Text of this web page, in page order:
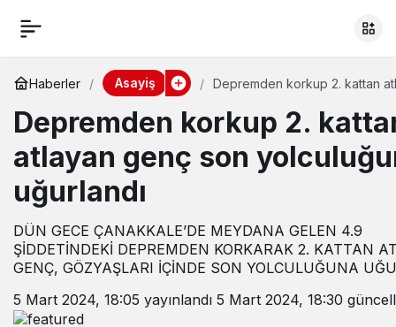
Haberler Asayiş
Depremden korkup 2. kattan
Depremden korkup 2.
atlayan genç son
uğurlandı
DÜN GECE ÇANAKKALE’DE MEYDANA GELEN 4.9
ŞİDDETİNDEKİ DEPREMDEN KORKARAK 2. KATTAN
GENÇ, GÖZYAŞLARI İÇİNDE SON YOLCULUĞUNA
5 Mart 2024, 18:05 yayınlandı 5 Mart 2024, 18:30